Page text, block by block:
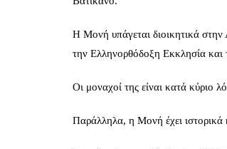
Η Μονή υπάγεται διοικητικά στην
την Ελληνορθόδοξη Εκκλησία και
Οι μοναχοί της είναι κατά κύριο
Παράλληλα, η Μονή έχει ιστορικά